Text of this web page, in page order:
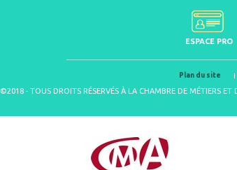
ESPACE PRO
Plan du site
©2018 - TOUS DROITS RÉSERVÉS À LA CHAMBRE DE MÉTIERS